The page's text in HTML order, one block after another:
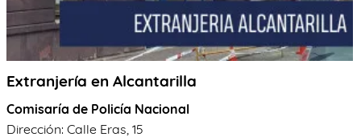
Extranjería en Alcantarilla
Comisaría de Policía Nacional
Dirección: Calle Eras, 15